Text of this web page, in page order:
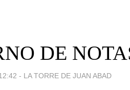
DE
- LA TORRE DE JUAN ABAD